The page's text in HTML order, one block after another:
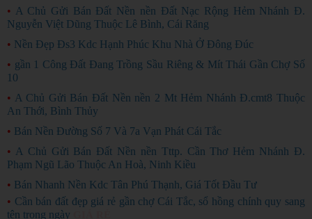
• A Chủ Gửi Bán Đất Nền nền Đất Nạc Rộng Hẻm Nhánh Đ.
Nguyễn Việt Dũng Thuộc Lê Bình, Cái Răng
• Nền Đẹp Đs3 Kdc Hạnh Phúc Khu Nhà Ở Đông Đúc
• gần 1 Công Đất Đang Trồng Sầu Riêng & Mít Thái Gần Chợ Số
10
• A Chủ Gửi Bán Đất Nền nền 2 Mt Hẻm Nhánh Đ.cmt8 Thuộc
An Thới, Bình Thủy
• Bán Nền Đường Số 7 Và 7a Vạn Phát Cái Tắc
• A Chủ Gửi Bán Đất Nền nền Tttp. Cần Thơ Hẻm Nhánh Đ.
Phạm Ngũ Lão Thuộc An Hoà, Ninh Kiều
• Bán Nhanh Nền Kdc Tân Phú Thạnh, Giá Tốt Đầu Tư
• Cần bán đất đẹp giá rẻ gần chợ Cái Tắc, sổ hồng chính quy sang
tên trong ngày